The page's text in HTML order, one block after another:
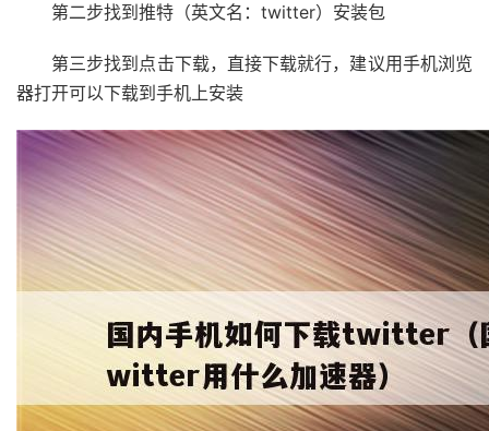
第二步找到推特（英文名：twitter）安装包
第三步找到点击下载，直接下载就行，建议用手机浏览
器打开可以下载到手机上安装